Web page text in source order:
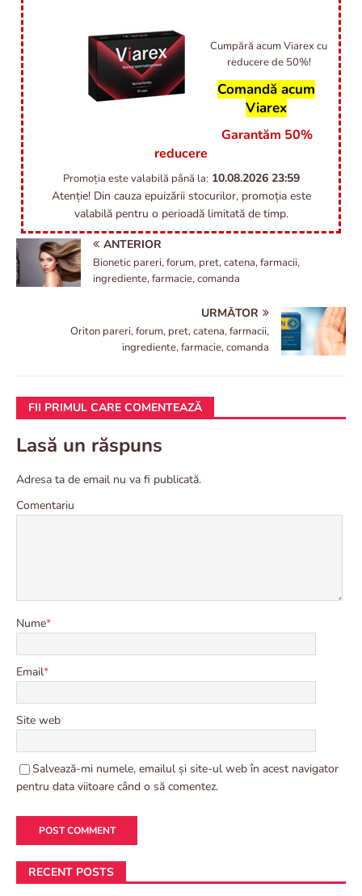
Cumpără acum Viarex cu
reducere de 50%!
Comandă acum
Viarex
Garantăm 50%
reducere
Promoția este valabilă până la: 10.08.2026 23:59
Atenție! Din cauza epuizării stocurilor, promoția este
valabilă pentru o perioadă limitată de timp.
ANTERIOR
Bionetic pareri, forum, pret, catena, farmacii,
ingrediente, farmacie, comanda
URMĂTOR
Oriton pareri, forum, pret, catena, farmacii,
ingrediente, farmacie, comanda
FII PRIMUL CARE COMENTEAZĂ
Lasă un răspuns
Adresa ta de email nu va fi publicată.
Comentariu
Nume*
Email*
Site web
Salvează-mi numele, emailul și site-ul web în acest navigator
pentru data viitoare când o să comentez.
RECENT POSTS